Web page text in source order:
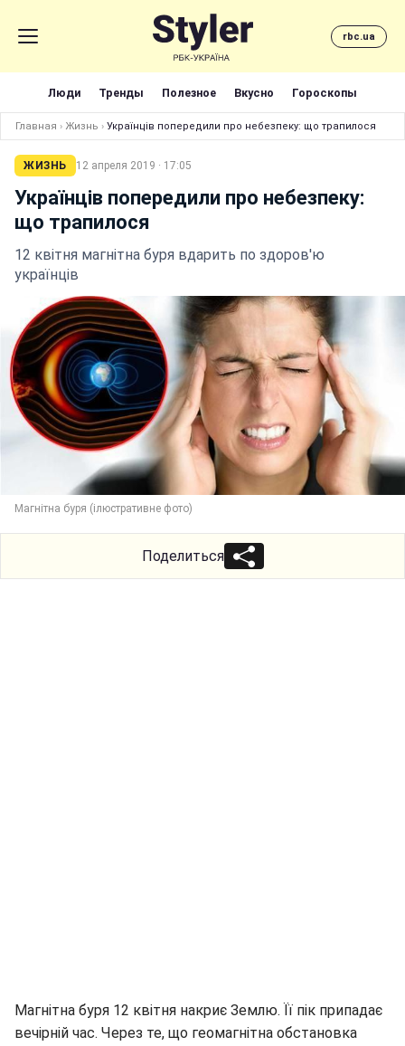
rbc.ua
Люди Тренды Полезное Вкусно Гороскопы
Главная › Жизнь › Українців попередили про небезпеку: що трапилося
ЖИЗНЬ 12 апреля 2019 · 17:05
Українців попередили про небезпеку:
що трапилося
12 квітня магнітна буря вдарить по здоров'ю
українців
Магнітна буря (ілюстративне фото)
Поделиться
Магнітна буря 12 квітня накриє Землю. Її пік припадає
вечірній час. Через те, що геомагнітна обстановка